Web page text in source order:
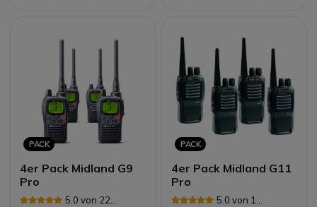
PACK
4er Pack Midland G9
Pro
5.0 von 22
PACK
4er Pack Midland G11
Pro
5.0 von 1